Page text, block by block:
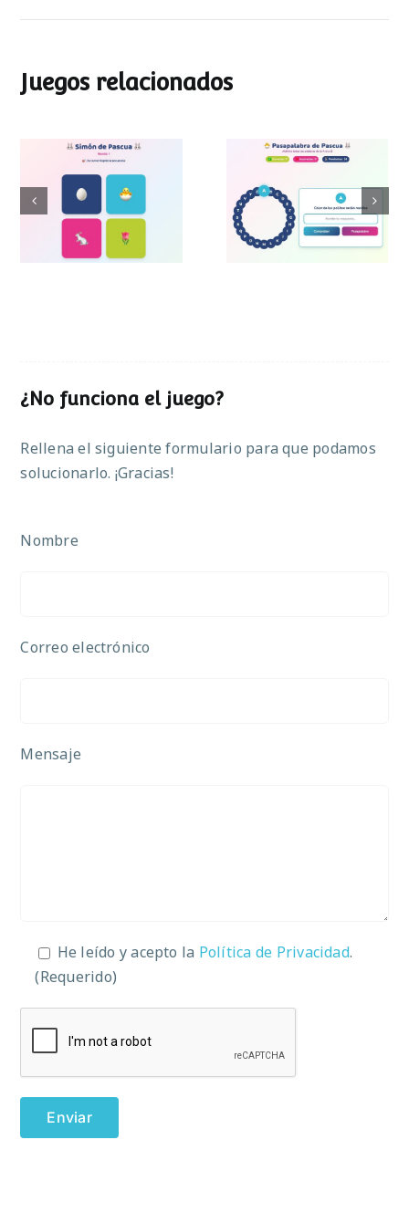
Juegos relacionados
Simon de Pascua
Pasapalabra de
Pascua
¿No funciona el juego?
Rellena el siguiente formulario para que podamos
solucionarlo. ¡Gracias!
Nombre
Correo electrónico
Mensaje
He leído y acepto la Política de Privacidad.
(Requerido)